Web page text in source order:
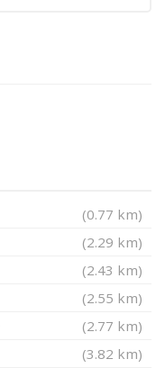
(0.77 km)
(2.29 km)
(2.43 km)
(2.55 km)
(2.77 km)
(3.82 km)